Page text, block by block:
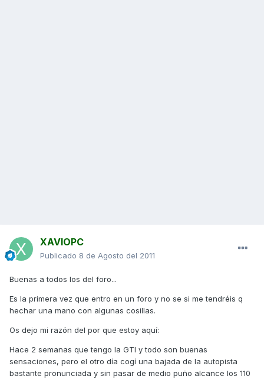
XAVIOPC
Publicado 8 de Agosto del 2011
Buenas a todos los del foro...
Es la primera vez que entro en un foro y no se si me tendréis q
hechar una mano con algunas cosillas.
Os dejo mi razón del por que estoy aquí:
Hace 2 semanas que tengo la GTI y todo son buenas
sensaciones, pero el otro día cogí una bajada de la autopista
bastante pronunciada y sin pasar de medio puño alcance los 110